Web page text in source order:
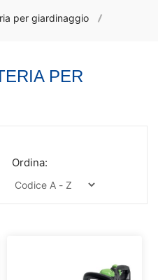
per giardinaggio
PER
Ordina: